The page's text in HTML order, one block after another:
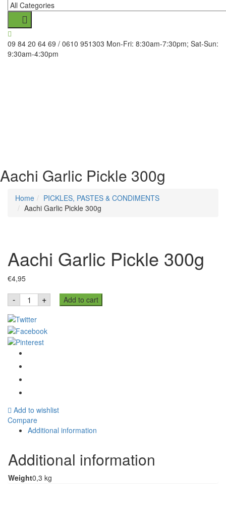
09 84 20 64 69 / 0610 951303 Mon-Fri: 8:30am-7:30pm; Sat-Sun:
9:30am-4:30pm
Aachi Garlic Pickle 300g
Home
PICKLES, PASTES & CONDIMENTS
Aachi Garlic Pickle 300g
Aachi Garlic Pickle 300g
€4,95
- Aachi
Garlic
300g
quantity
+ Add to cart
Add to wishlist
Compare
Additional information
Additional information
Weight0,3 kg